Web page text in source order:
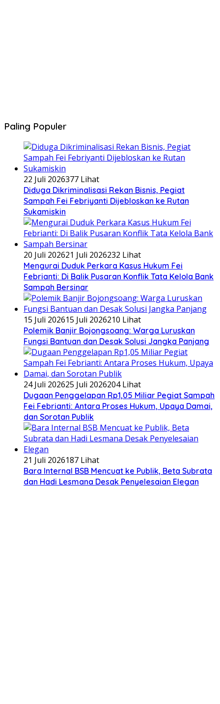
Paling Populer
22 Juli 2026377 Lihat
Diduga Dikriminalisasi Rekan Bisnis, Pegiat
Sampah Fei Febriyanti Dijebloskan ke Rutan
Sukamiskin
20 Juli 202621 Juli 2026232 Lihat
​Mengurai Duduk Perkara Kasus Hukum Fei
Febrianti: Di Balik Pusaran Konflik Tata Kelola Bank
Sampah Bersinar
15 Juli 202615 Juli 2026210 Lihat
Polemik Banjir Bojongsoang: Warga Luruskan
Fungsi Bantuan dan Desak Solusi Jangka Panjang
24 Juli 202625 Juli 2026204 Lihat
Dugaan Penggelapan Rp1,05 Miliar Pegiat Sampah
Fei Febrianti: Antara Proses Hukum, Upaya Damai,
dan Sorotan Publik
21 Juli 2026187 Lihat
Bara Internal BSB Mencuat ke Publik, Beta Subrata
dan Hadi Lesmana Desak Penyelesaian Elegan